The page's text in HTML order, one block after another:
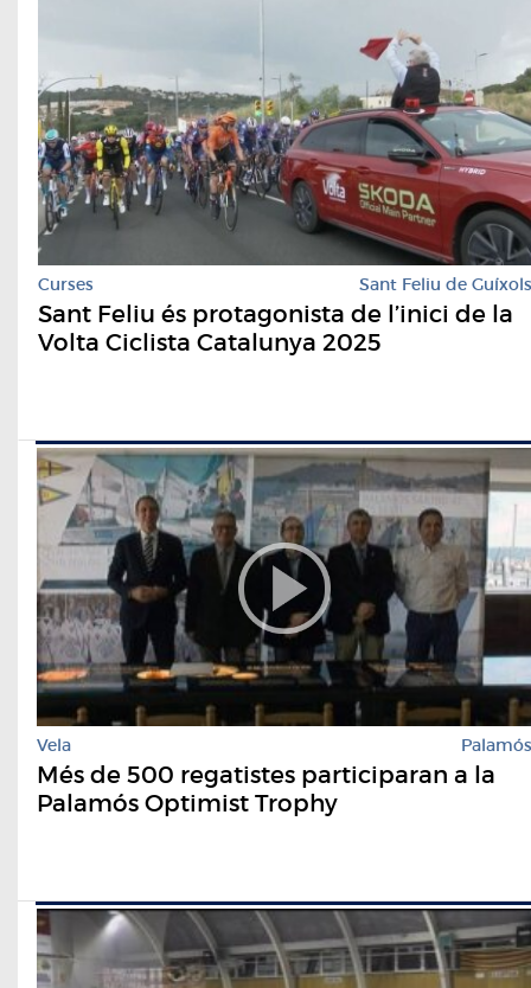
Curses Sant Feliu de Guíxols
Sant Feliu és protagonista de l’inici de la
Volta Ciclista Catalunya 2025
Vela Palamós
Més de 500 regatistes participaran a la
Palamós Optimist Trophy